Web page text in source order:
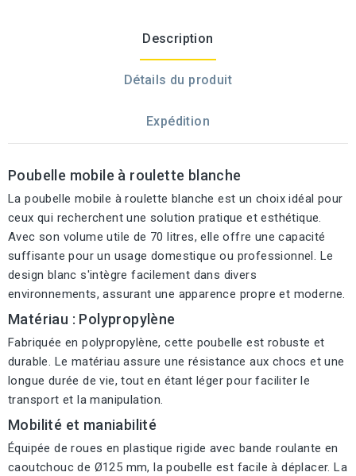
Description
Détails du produit
Expédition
Poubelle mobile à roulette blanche
La poubelle mobile à roulette blanche est un choix idéal pour
ceux qui recherchent une solution pratique et esthétique.
Avec son volume utile de 70 litres, elle offre une capacité
suffisante pour un usage domestique ou professionnel. Le
design blanc s'intègre facilement dans divers
environnements, assurant une apparence propre et moderne.
Matériau : Polypropylène
Fabriquée en polypropylène, cette poubelle est robuste et
durable. Le matériau assure une résistance aux chocs et une
longue durée de vie, tout en étant léger pour faciliter le
transport et la manipulation.
Mobilité et maniabilité
Équipée de roues en plastique rigide avec bande roulante en
caoutchouc de Ø125 mm, la poubelle est facile à déplacer. La